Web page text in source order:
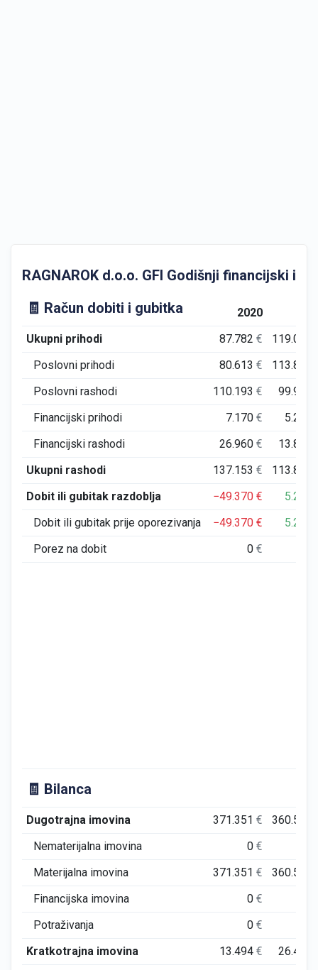
RAGNAROK d.o.o. GFI Godišnji financijski
🧾 Račun dobiti i gubitka
2020
Ukupni prihodi
87.782€ 119.018
Poslovni prihodi
80.613€ 113.818
Poslovni rashodi
110.193€ 99.971
Financijski prihodi
7.170€ 5.200
Financijski rashodi
26.960€ 13.844
Ukupni rashodi
137.153€ 113.815
Dobit ili gubitak razdoblja
−49.370€ 5.203
Dobit ili gubitak prije oporezivanja
−49.370€ 5.203
Porez na dobit
0€
🧾 Bilanca
Dugotrajna imovina 371.351€ 360.573
Nematerijalna imovina
0€
Materijalna imovina
371.351€ 360.573
Financijska imovina
0€
Potraživanja
0€
Kratkotrajna imovina
13.494€ 26.413